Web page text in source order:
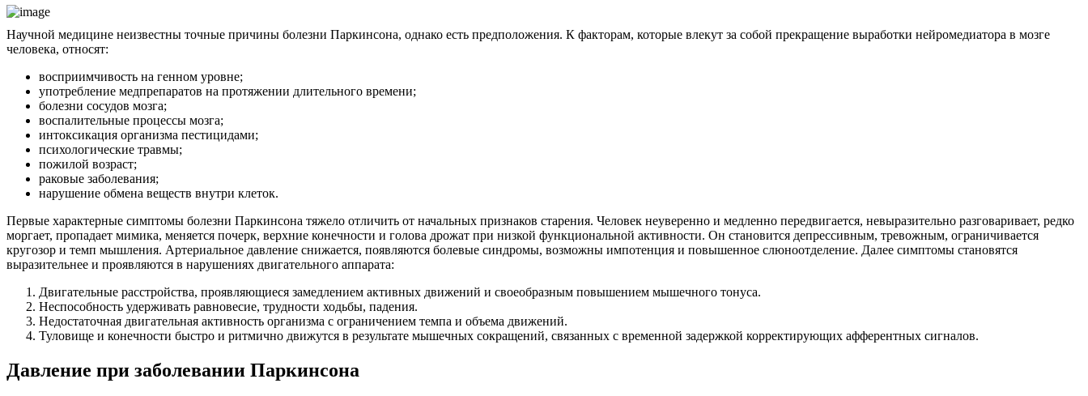
Научной медицине неизвестны точные причины болезни Паркинсона, однако есть предположения. К факторам, которые влекут за собой прекращение выработки нейромедиатора в мозге
человека, относят:
восприимчивость на генном уровне;
употребление медпрепаратов на протяжении длительного времени;
болезни сосудов мозга;
воспалительные процессы мозга;
интоксикация организма пестицидами;
психологические травмы;
пожилой возраст;
раковые заболевания;
нарушение обмена веществ внутри клеток.
Первые характерные симптомы болезни Паркинсона тяжело отличить от начальных признаков старения. Человек неуверенно и медленно передвигается, невыразительно разговаривает, редко
моргает, пропадает мимика, меняется почерк, верхние конечности и голова дрожат при низкой функциональной активности. Он становится депрессивным, тревожным, ограничивается
кругозор и темп мышления. Артериальное давление снижается, появляются болевые синдромы, возможны импотенция и повышенное слюноотделение. Далее симптомы становятся
выразительнее и проявляются в нарушениях двигательного аппарата:
Двигательные расстройства, проявляющиеся замедлением активных движений и своеобразным повышением мышечного тонуса.
Неспособность удерживать равновесие, трудности ходьбы, падения.
Недостаточная двигательная активность организма с ограничением темпа и объема движений.
Туловище и конечности быстро и ритмично движутся в результате мышечных сокращений, связанных с временной задержкой корректирующих афферентных сигналов.
Давление при заболевании Паркинсона